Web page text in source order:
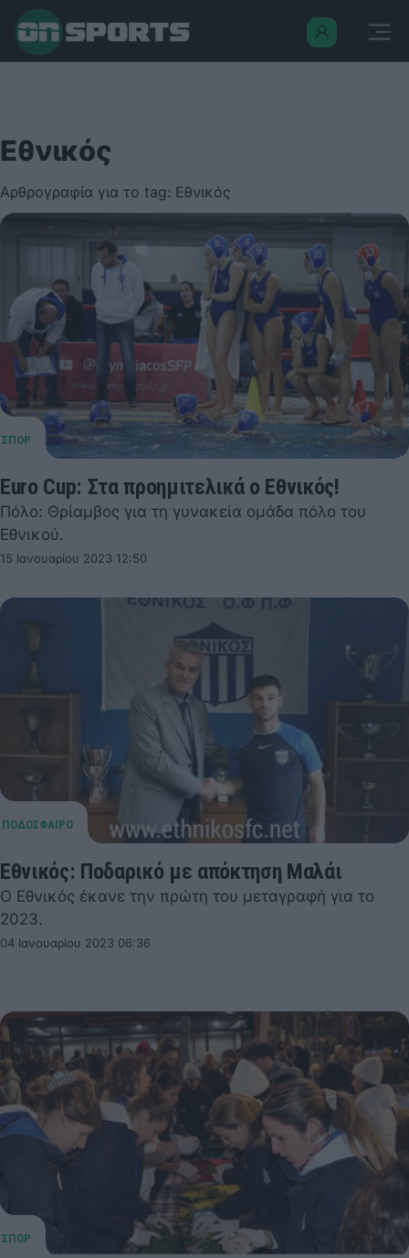
Εθνικός
Αρθρογραφία για το tag: Εθνικός
Euro Cup: Στα προημιτελικά ο Εθνικός!
Πόλο: Θρίαμβος για τη γυνακεία ομάδα πόλο του
Εθνικού.
15 Ιανουαρίου 2023 12:50
Εθνικός: Ποδαρικό με απόκτηση Μαλάι
Ο Εθνικός έκανε την πρώτη του μεταγραφή για το
2023.
04 Ιανουαρίου 2023 06:36